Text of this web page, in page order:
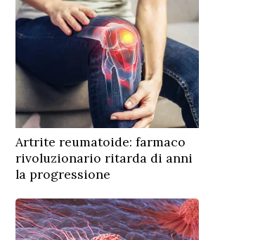
Artrite reumatoide: farmaco
rivoluzionario ritarda di anni
la progressione